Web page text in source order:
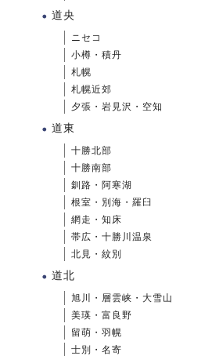
道央
ニセコ
小樽・積丹
札幌
札幌近郊
夕張・岩見沢・空知
道東
十勝北部
十勝南部
釧路・阿寒湖
根室・別海・羅臼
網走・知床
帯広・十勝川温泉
北見・紋別
道北
旭川・層雲峡・大雪山
美瑛・富良野
留萌・羽幌
士別・名寄